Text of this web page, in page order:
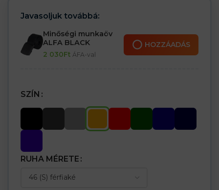
– Hanga szürke színe foltos/barnított
Javasoljuk továbbá:
Minőségi munkaöv
ALFA BLACK
2 030Ft ÁFA-val
HOZZÁADÁS
SZÍN
RUHA MÉRETE